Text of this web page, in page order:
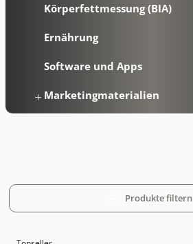
Körperfettmessung (BIA)
Ernährung
Software und Apps
Marketingmaterialien
Produkte filtern